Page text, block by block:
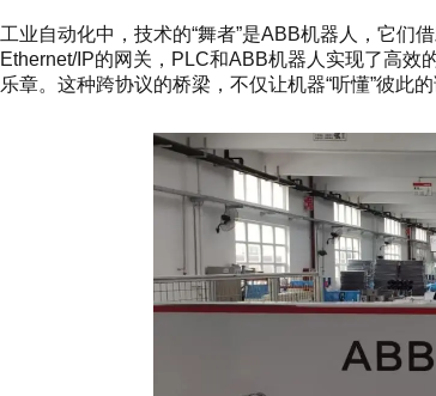
工业自动化中，技术的“舞者”是ABB机器人，它们
Ethernet/IP的网关，PLC和ABB机器人实现了高效
乐章。这种跨协议的桥梁，不仅让机器“听懂”彼此